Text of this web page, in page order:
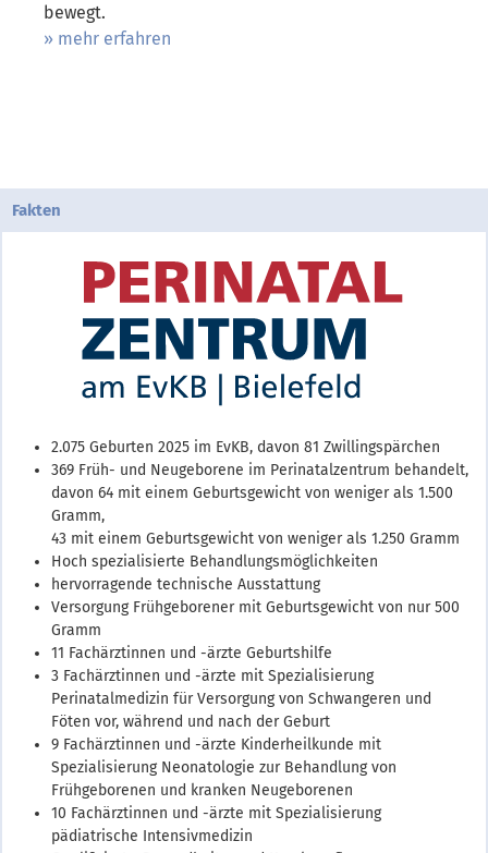
bewegt.
mehr erfahren
Fakten
2.075 Geburten 2025 im EvKB, davon 81 Zwillingspärchen
369 Früh- und Neugeborene im Perinatalzentrum behandelt,
davon 64 mit einem Geburtsgewicht von weniger als 1.500
Gramm,
43 mit einem Geburtsgewicht von weniger als 1.250 Gramm
Hoch spezialisierte Behandlungsmöglichkeiten
hervorragende technische Ausstattung
Versorgung Frühgeborener mit Geburtsgewicht von nur 500
Gramm
11 Fachärztinnen und -ärzte Geburtshilfe
3 Fachärztinnen und -ärzte mit Spezialisierung
Perinatalmedizin für Versorgung von Schwangeren und
Föten vor, während und nach der Geburt
9 Fachärztinnen und -ärzte Kinderheilkunde mit
Spezialisierung Neonatologie zur Behandlung von
Frühgeborenen und kranken Neugeborenen
10 Fachärztinnen und -ärzte mit Spezialisierung
pädiatrische Intensivmedizin